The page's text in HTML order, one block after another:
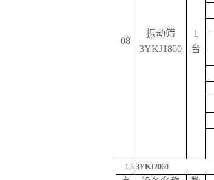
08
振动筛
3YKJ1860
1
台
一.1.3 3YKJ2060